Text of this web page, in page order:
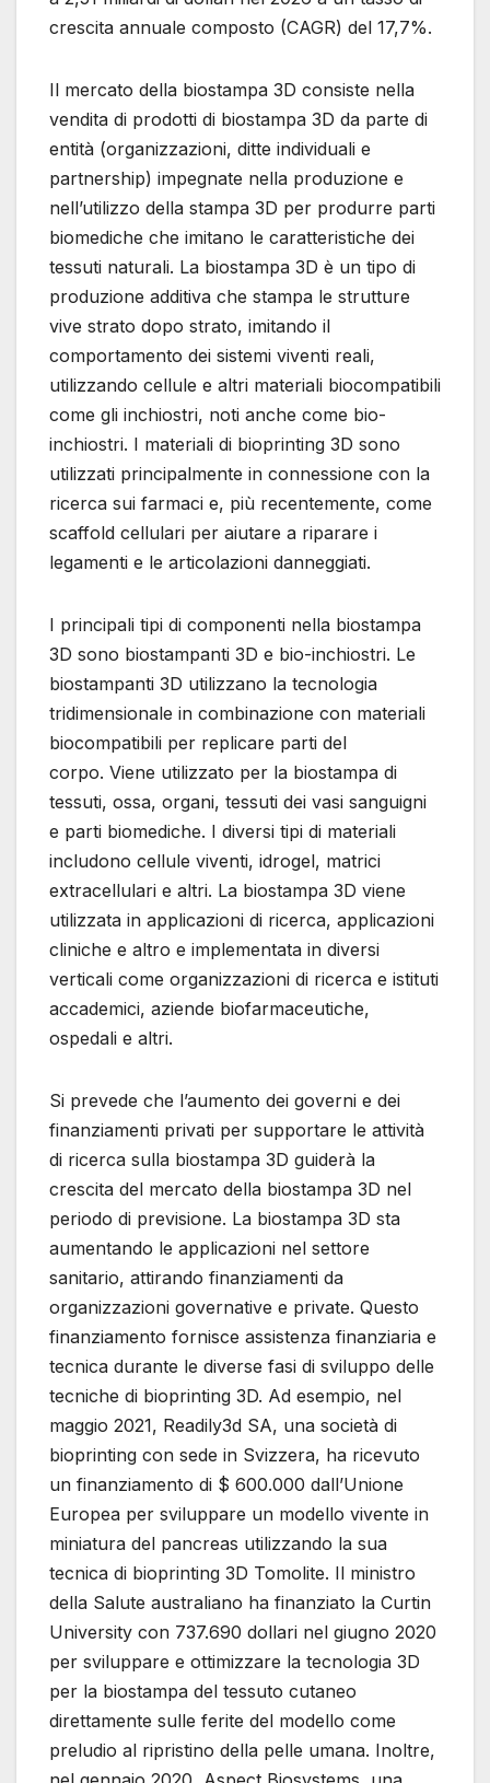
crescita annuale composto (CAGR) del 17,7%.
Il mercato della biostampa 3D consiste nella
vendita di prodotti di biostampa 3D da parte di
entità (organizzazioni, ditte individuali e
partnership) impegnate nella produzione e
nell’utilizzo della stampa 3D per produrre parti
biomediche che imitano le caratteristiche dei
tessuti naturali. La biostampa 3D è un tipo di
produzione additiva che stampa le strutture
vive strato dopo strato, imitando il
comportamento dei sistemi viventi reali,
utilizzando cellule e altri materiali biocompatibili
come gli inchiostri, noti anche come bio-
inchiostri. I materiali di bioprinting 3D sono
utilizzati principalmente in connessione con la
ricerca sui farmaci e, più recentemente, come
scaffold cellulari per aiutare a riparare i
legamenti e le articolazioni danneggiati.
I principali tipi di componenti nella biostampa
3D sono biostampanti 3D e bio-inchiostri. Le
biostampanti 3D utilizzano la tecnologia
tridimensionale in combinazione con materiali
biocompatibili per replicare parti del
corpo. Viene utilizzato per la biostampa di
tessuti, ossa, organi, tessuti dei vasi sanguigni
e parti biomediche. I diversi tipi di materiali
includono cellule viventi, idrogel, matrici
extracellulari e altri. La biostampa 3D viene
utilizzata in applicazioni di ricerca, applicazioni
cliniche e altro e implementata in diversi
verticali come organizzazioni di ricerca e istituti
accademici, aziende biofarmaceutiche,
ospedali e altri.
Si prevede che l’aumento dei governi e dei
finanziamenti privati ​​per supportare le attività
di ricerca sulla biostampa 3D guiderà la
crescita del mercato della biostampa 3D nel
periodo di previsione. La biostampa 3D sta
aumentando le applicazioni nel settore
sanitario, attirando finanziamenti da
organizzazioni governative e private. Questo
finanziamento fornisce assistenza finanziaria e
tecnica durante le diverse fasi di sviluppo delle
tecniche di bioprinting 3D. Ad esempio, nel
maggio 2021, Readily3d SA, una società di
bioprinting con sede in Svizzera, ha ricevuto
un finanziamento di $ 600.000 dall’Unione
Europea per sviluppare un modello vivente in
miniatura del pancreas utilizzando la sua
tecnica di bioprinting 3D Tomolite. Il ministro
della Salute australiano ha finanziato la Curtin
University con 737.690 dollari nel giugno 2020
per sviluppare e ottimizzare la tecnologia 3D
per la biostampa del tessuto cutaneo
direttamente sulle ferite del modello come
preludio al ripristino della pelle umana. Inoltre,